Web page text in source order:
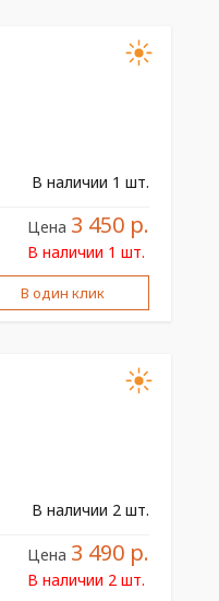
В наличии 1 шт.
Цена 3 450 р.
В наличии 1 шт.
В один клик
В наличии 2 шт.
Цена 3 490 р.
В наличии 2 шт.